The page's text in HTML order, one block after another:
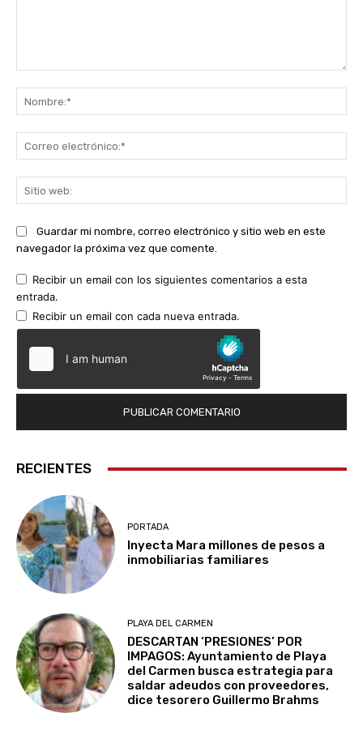
Guardar mi nombre, correo electrónico y sitio web en este
navegador la próxima vez que comente.
Recibir un email con los siguientes comentarios a esta
entrada.
Recibir un email con cada nueva entrada.
RECIENTES
PORTADA
Inyecta Mara millones de pesos a
inmobiliarias familiares
PLAYA DEL CARMEN
DESCARTAN ‘PRESIONES’ POR
IMPAGOS: Ayuntamiento de Playa
del Carmen busca estrategia para
saldar adeudos con proveedores,
dice tesorero Guillermo Brahms